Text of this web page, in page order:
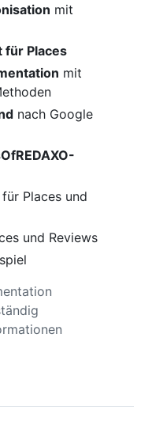
mit
für Places
mit
nach Google
Places und
und Reviews